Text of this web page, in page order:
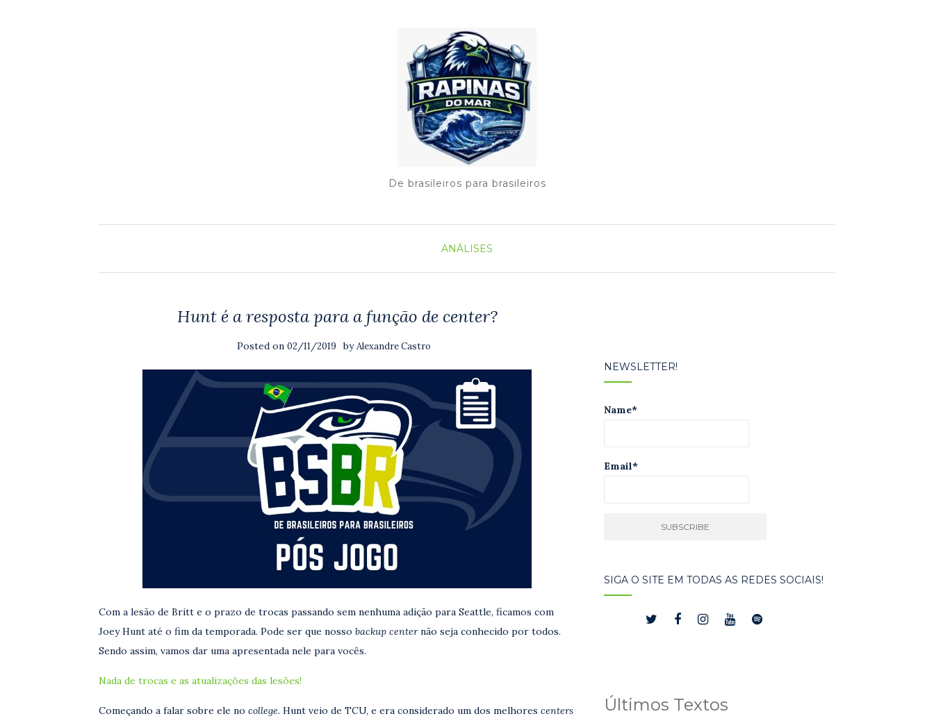
De brasileiros para brasileiros
ANÁLISES
Hunt é a resposta para a função de center?
Posted on 02/11/2019 byAlexandre Castro
Com a lesão de Britt e o prazo de trocas passando sem nenhuma adição para Seattle, ficamos com
Joey Hunt até o fim da temporada. Pode ser que nosso backup centernão seja conhecido por todos.
Sendo assim, vamos dar uma apresentada nele para vocês.
Nada de trocas e as atualizações das lesões!
Começando a falar sobre ele no college. Hunt veio de TCU, e era considerado um dos melhores centers
NEWSLETTER!
Name*
Email*
SIGA O SITE EM TODAS AS REDES SOCIAIS!
Últimos Textos